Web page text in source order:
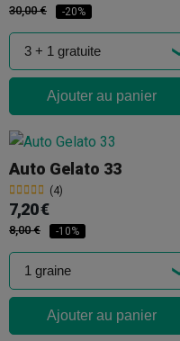
30,00 € -20%
Ajouter au panier
Auto Gelato 33
(4)
7,20 €
8,00 € -10%
Ajouter au panier